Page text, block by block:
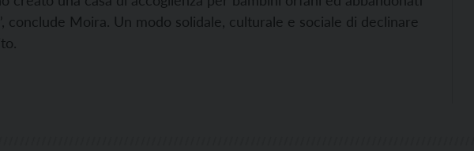
conclude Moira. Un modo solidale, culturale e sociale di declinare